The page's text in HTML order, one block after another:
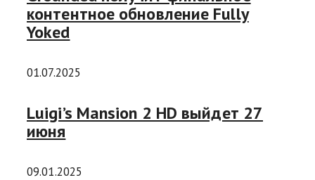
контентное обновление Fully
Yoked
01.07.2025
Luigi’s Mansion 2 HD выйдет 27
июня
09.01.2025